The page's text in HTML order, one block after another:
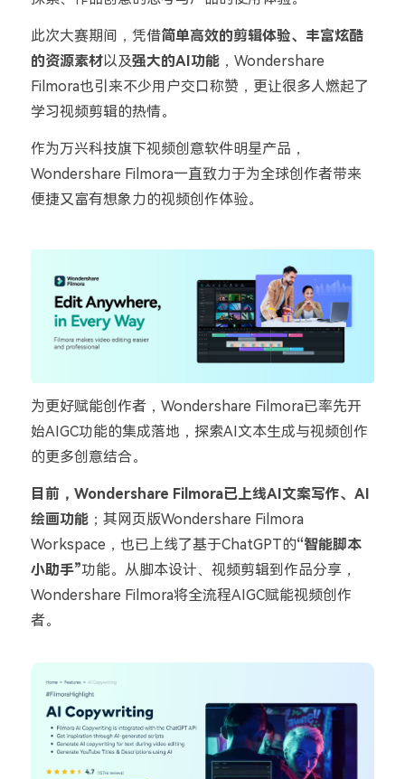
此次大赛期间，凭借简单高效的剪辑体验、 丰富炫酷
的资源素材以及强大的AI功能， Wondershare
Filmora也引来不少用户交口称赞，更让很多人燃起了
学习视频剪辑的热情。
作为万兴科技旗下视频创意软件明星产品，
Wondershare Filmora一直致力于为全球创作者带来
便捷又富有想象力的视频创作体验。
为更好赋能创作者，Wondershare Filmora已率先开
始AIGC功能的集成落地，探索AI文本生成与视频创作
的更多创意结合。
目前，Wondershare Filmora已上线AI文案写作、AI
绘画功能；其网页版Wondershare Filmora
Workspace，也已上线了基于ChatGPT的“智能脚本
小助手”功能。从脚本设计、视频剪辑到作品分享，
Wondershare Filmora将全流程AIGC赋能视频创作
者。